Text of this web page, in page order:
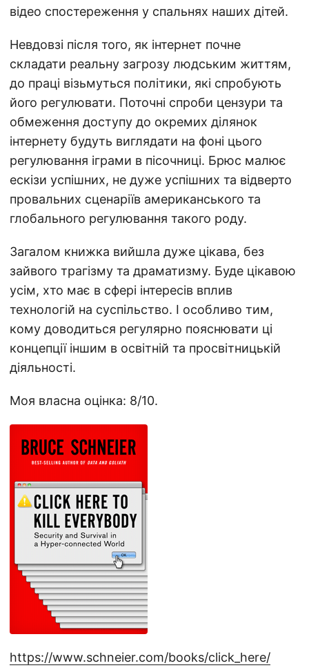
відео спостереження у спальнях наших дітей.
Невдовзі після того, як інтернет почне
складати реальну загрозу людським життям,
до праці візьмуться політики, які спробують
його регулювати. Поточні спроби цензури та
обмеження доступу до окремих ділянок
інтернету будуть виглядати на фоні цього
регулювання іграми в пісочниці. Брюс малює
ескізи успішних, не дуже успішних та відверто
провальних сценаріїв американського та
глобального регулювання такого роду.
Загалом книжка вийшла дуже цікава, без
зайвого трагізму та драматизму. Буде цікавою
усім, хто має в сфері інтересів вплив
технологій на суспільство. І особливо тим,
кому доводиться регулярно пояснювати ці
концепції іншим в освітній та просвітницькій
діяльності.
Моя власна оцінка: 8/10.
https://www.schneier.com/books/click_here/